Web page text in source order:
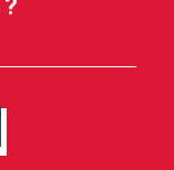
?